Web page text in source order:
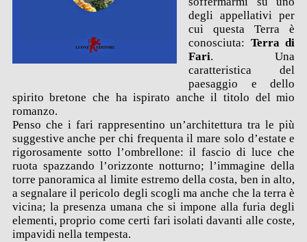
degli appellativi per
cui questa Terra è
conosciuta: Terra di
Fari. Una
caratteristica del
paesaggio e dello
spirito bretone che ha ispirato anche il titolo del mio
romanzo.
Penso che i fari rappresentino un’architettura tra le più
suggestive anche per chi frequenta il mare solo d’estate e
rigorosamente sotto l’ombrellone: il fascio di luce che
ruota spazzando l’orizzonte notturno; l’immagine della
torre panoramica al limite estremo della costa, ben in alto,
a segnalare il pericolo degli scogli ma anche che la terra è
vicina; la presenza umana che si impone alla furia degli
elementi, proprio come certi fari isolati davanti alle coste,
impavidi nella tempesta.